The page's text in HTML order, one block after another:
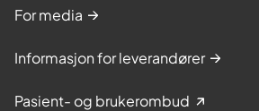
For media
Informasjon for leverandører
Pasient- og brukerombud